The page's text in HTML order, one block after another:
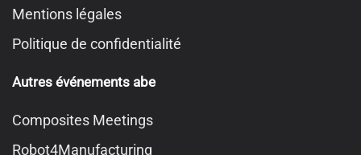
Mentions légales
Politique de confidentialité
Autres événements abe
Composites Meetings
Robot4Manufacturing